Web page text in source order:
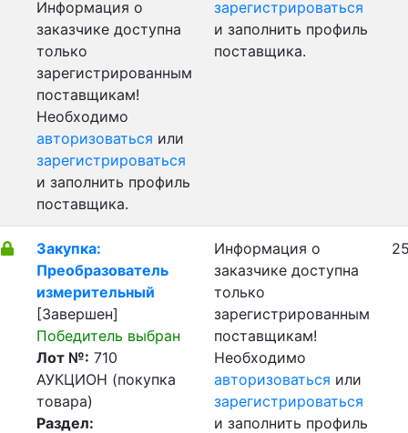
Информация о
заказчике доступна
только
зарегистрированным
поставщикам!
Необходимо
авторизоваться или
зарегистрироваться
и заполнить профиль
поставщика.
зарегистрироваться
и заполнить профиль
поставщика.
Закупка:
Преобразователь
измерительный
[Завершен]
Победитель выбран
Лот №: 710
АУКЦИОН (покупка
товара)
Раздел:
Информация о
заказчике доступна
только
зарегистрированным
поставщикам!
Необходимо
авторизоваться или
зарегистрироваться
и заполнить профиль